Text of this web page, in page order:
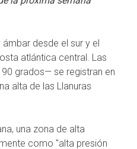
desde el sur y el
atlántica central. Las
grados— se registran en
alta de las Llanuras
una zona de alta
como "alta presión